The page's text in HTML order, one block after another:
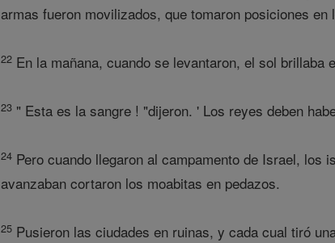
armas fueron movilizados, que tomaron posiciones en
22 En la mañana, cuando se levantaron, el sol
23 " Esta es la sangre ! "dijeron. ' Los reyes deben
24 Pero cuando llegaron al campamento de Israel,
avanzaban cortaron los moabitas en pedazos.
25 Pusieron las ciudades en ruinas, y cada cual tiró